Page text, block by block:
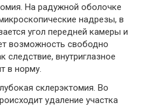
На радужной оболочке
надрезы, в
угол передней камеры и
возможность свободно
следствие, внутриглазное
в норму.
склерэктомия. Во
удаление участка